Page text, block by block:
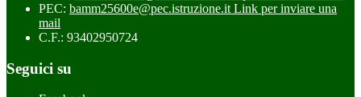
PEC: bamm25600e@pec.istruzione.it Link per inviare una
mail
C.F.: 93402950724
Seguici su